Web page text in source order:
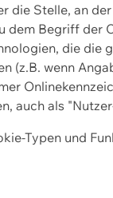
die Stelle, an
dem Begriff der
die die
(z.B. wenn
auch als
Typen und